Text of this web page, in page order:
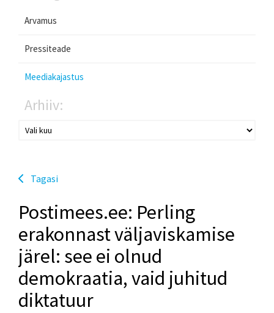
Arvamus
Pressiteade
Meediakajastus
Arhiiv:
Tagasi
Postimees.ee: Perling
erakonnast väljaviskamise
järel: see ei olnud
demokraatia, vaid juhitud
diktatuur